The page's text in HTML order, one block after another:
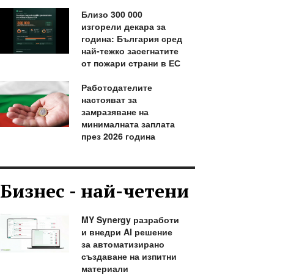
Близо 300 000
изгорели декара за
година: България сред
най-тежко засегнатите
от пожари страни в ЕС
Работодателите
настояват за
замразяване на
минималната заплата
през 2026 година
Бизнес - най-четени
MY Synergy разработи
и внедри AI решение
за автоматизирано
създаване на изпитни
материали